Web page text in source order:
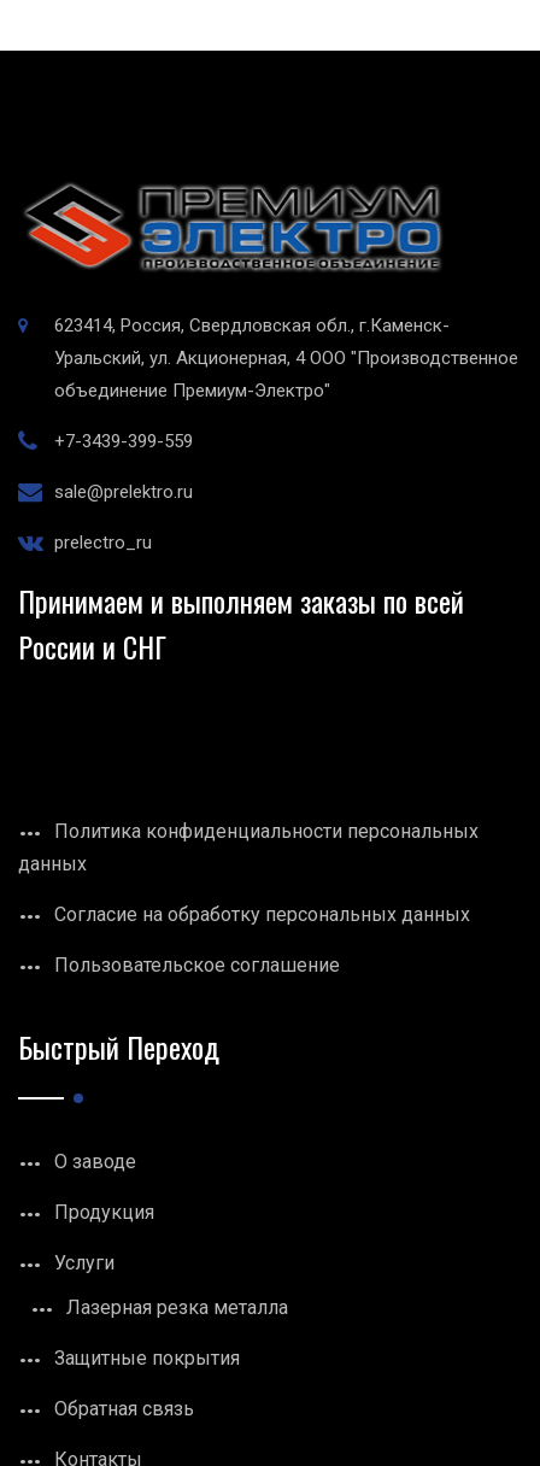
623414, Россия, Свердловская обл., г.Каменск-
Уральский, ул. Акционерная, 4 ООО "Производственное
объединение Премиум-Электро"
+7-3439-399-559
sale@prelektro.ru
prelectro_ru
Принимаем и выполняем заказы по всей
России и СНГ
Политика конфиденциальности персональных
данных
Согласие на обработку персональных данных
Пользовательское соглашение
Быстрый Переход
О заводе
Продукция
Услуги
Лазерная резка металла
Защитные покрытия
Обратная связь
Контакты